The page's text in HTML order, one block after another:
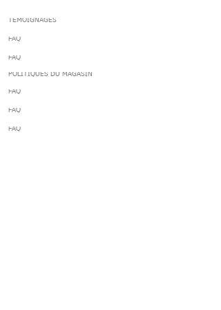
TÉMOIGNAGES
FAQ
FAQ
POLITIQUES DU MAGASIN
FAQ
FAQ
FAQ